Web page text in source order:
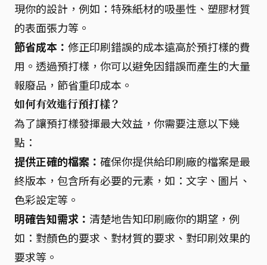
現你的設計，例如：特殊紙材的吸墨性、塑膠材質
的表面張力等。
節省成本： 修正印刷錯誤的成本遠高於預打樣的費
用。透過預打樣，你可以避免因錯誤而產生的大量
報廢品，節省重印成本。
如何有效進行預打樣？
為了讓預打樣發揮最大效益，你需要注意以下幾
點：
提供正確的檔案： 確保你提供給印刷廠的檔案是最
終版本，包含所有必要的元素，如：文字、圖片、
色彩設定等。
明確告知需求： 清楚地告知印刷廠你的期望，例
如：對顏色的要求、對材質的要求、對印刷效果的
要求等。